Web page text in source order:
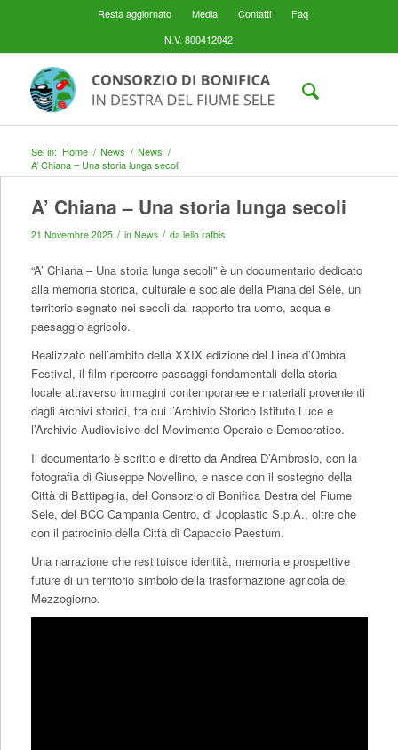
Resta aggiornato Media Contatti
Faq
N.V. 800412042
Sei in: Home / News / News /
A’ Chiana – Una storia lunga secoli
A’ Chiana – Una storia lunga secoli
21 Novembre 2025 / in News / da lello rafbis
“A’ Chiana – Una storia lunga secoli” è un documentario dedicato
alla memoria storica, culturale e sociale della Piana del Sele, un
territorio segnato nei secoli dal rapporto tra uomo, acqua e
paesaggio agricolo.
Realizzato nell’ambito della XXIX edizione del Linea d’Ombra
Festival, il film ripercorre passaggi fondamentali della storia
locale attraverso immagini contemporanee e materiali provenienti
dagli archivi storici, tra cui l’Archivio Storico Istituto Luce e
l’Archivio Audiovisivo del Movimento Operaio e Democratico.
Il documentario è scritto e diretto da Andrea D’Ambrosio, con la
fotografia di Giuseppe Novellino, e nasce con il sostegno della
Città di Battipaglia, del Consorzio di Bonifica Destra del Fiume
Sele, del BCC Campania Centro, di Jcoplastic S.p.A., oltre che
con il patrocinio della Città di Capaccio Paestum.
Una narrazione che restituisce identità, memoria e prospettive
future di un territorio simbolo della trasformazione agricola del
Mezzogiorno.